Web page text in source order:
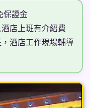
保證金
店上班有介紹費
酒店工作現場輔導